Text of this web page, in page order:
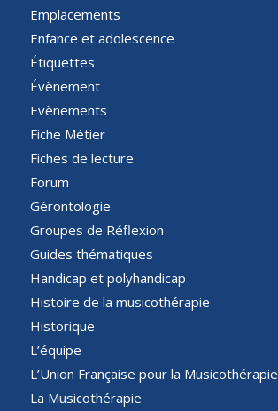
Emplacements
Enfance et adolescence
Étiquettes
Évènement
Evènements
Fiche Métier
Fiches de lecture
Forum
Gérontologie
Groupes de Réflexion
Guides thématiques
Handicap et polyhandicap
Histoire de la musicothérapie
Historique
L’équipe
L’Union Française pour la Musicothérapie
La Musicothérapie